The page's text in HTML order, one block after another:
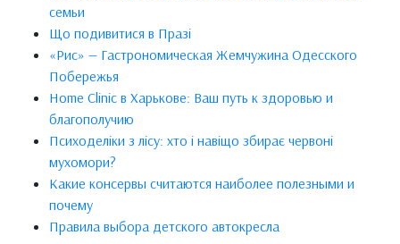
семьи
Що подивитися в Празі
«Рис» — Гастрономическая Жемчужина Одесского
Побережья
Home Clinic в Харькове: Ваш путь к здоровью и
благополучию
Психоделіки з лісу: хто і навіщо збирає червоні
мухомори?
Какие консервы считаются наиболее полезными и
почему
Правила выбора детского автокресла